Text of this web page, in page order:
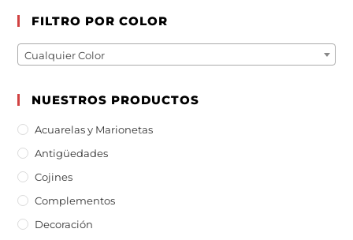
FILTRO POR COLOR
Cualquier Color
NUESTROS PRODUCTOS
Acuarelas y Marionetas
Antigüedades
Cojines
Complementos
Decoración